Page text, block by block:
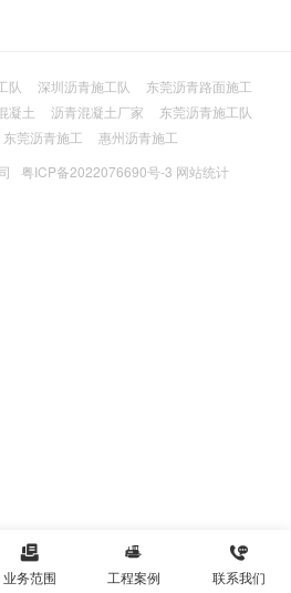
队 深圳沥青施工队
东莞沥青路面施工
凝土 沥青混凝土厂家
东莞沥青施工队
东莞沥青施工
惠州沥青施工
粤ICP备2022076690号-3 网站统计

业务范围

工程案例

联系我们